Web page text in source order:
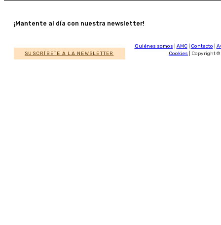
¡Mantente al día con nuestra newsletter!
SUSCRÍBETE A LA NEWSLETTER
Quiénes somos AMC| Contacto
Cookies | Copyright